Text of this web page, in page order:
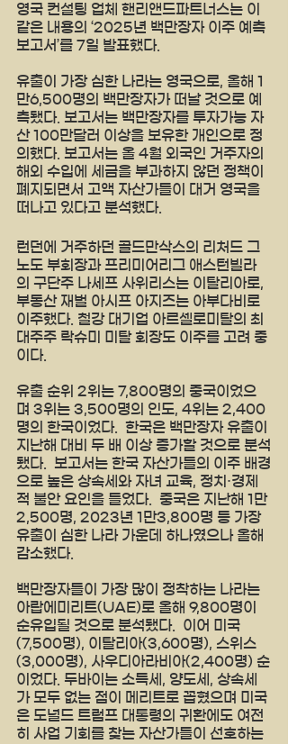
영국 컨설팅 업체 핸리앤드파트너스는 이
같은 내용의 ‘2025년 백만장자 이주 예측
보고서’를 7일 발표했다.
유출이 가장 심한 나라는 영국으로, 올해 1
만6,500명의 백만장자가 떠날 것으로 예
측됐다. 보고서는 백만장자를 투자가능 자
산 100만달러 이상을 보유한 개인으로 정
의했다. 보고서는 올 4월 외국인 거주자의
해외 수입에 세금을 부과하지 않던 정책이
폐지되면서 고액 자산가들이 대거 영국을
떠나고 있다고 분석했다.
런던에 거주하던 골드만삭스의 리처드 그
노도 부회장과 프리미어리그 애스턴빌라
의 구단주 나세프 사위리스는 이탈리아로,
부동산 재벌 아시프 아지즈는 아부다비로
이주했다. 철강 대기업 아르셀로미탈의 최
대주주 락슈미 미탈 회장도 이주를 고려 중
이다.
유출 순위 2위는 7,800명의 중국이었으
며 3위는 3,500명의 인도, 4위는 2,400
명의 한국이었다.  한국은 백만장자 유출이
지난해 대비 두 배 이상 증가할 것으로 분석
됐다.  보고서는 한국 자산가들의 이주 배경
으로 높은 상속세와 자녀 교육, 정치·경제
적 불안 요인을 들었다.  중국은 지난해 1만
2,500명, 2023년 1만3,800명 등 가장
유출이 심한 나라 가운데 하나였으나 올해
감소했다.
백만장자들이 가장 많이 정착하는 나라는
아랍에미리트(UAE)로 올해 9,800명이
순유입될 것으로 분석됐다.  이어 미국
(7,500명), 이탈리아(3,600명), 스위스
(3,000명), 사우디아라비아(2,400명) 순
이었다. 두바이는 소득세, 양도세, 상속세
가 모두 없는 점이 메리트로 꼽혔으며 미국
은 도널드 트럼프 대통령의 귀환에도 여전
히 사업 기회를 찾는 자산가들이 선호하는